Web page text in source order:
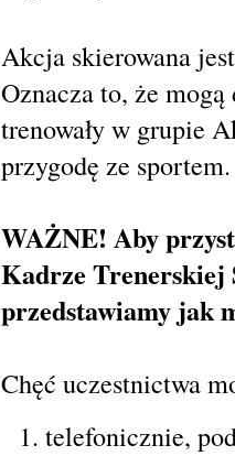
Akcja skierowana
Oznacza to, że
trenowały w grupie
przygodę ze
WAŻNE! Aby
Kadrze
przedstawiamy jak
Chęć uczestnictwa
telefonicznie,